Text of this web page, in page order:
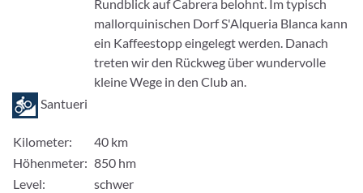
Rundblick auf Cabrera belohnt. Im typisch
mallorquinischen Dorf S'Alqueria Blanca kann
ein Kaffeestopp eingelegt werden. Danach
treten wir den Rückweg über wundervolle
kleine Wege in den Club an.
Santueri
Kilometer:
40 km
Höhenmeter: 850 hm
Level:
schwer